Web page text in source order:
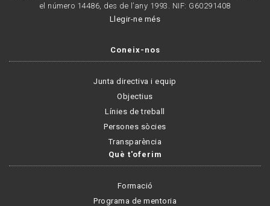
el número 14486, des de l’any 1993. NIF: G60291408
Llegir-ne més
Coneix-nos
Junta directiva i equip
Objectius
Línies de treball
Persones sòcies
Transparència
Què t'oferim
Formació
Programa de mentoria